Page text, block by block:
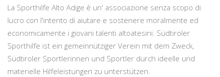
La Sporthilfe Alto Adige è un' associazione senza scopo di
lucro con l'intento di aiutare e sostenere moralmente ed
economicamente i giovani talenti altoatesini. Südtiroler
Sporthilfe ist ein gemeinnütziger Verein mit dem Zweck,
Südtiroler Sportlerinnen und Sportler durch ideelle und
materielle Hilfeleistungen zu unterstützen.